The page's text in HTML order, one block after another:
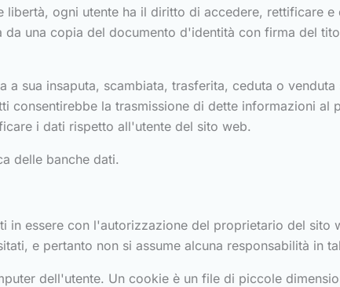
ogni utente ha il diritto di accedere, rettificare
una copia del documento d'identità con firma del
sua insaputa, scambiata, trasferita, ceduta o
la trasmissione di dette informazioni al
i dati rispetto all'utente del sito web.
delle banche dati.
essere con l'autorizzazione del proprietario del sito
e pertanto non si assume alcuna responsabilità in
dell'utente. Un cookie è un file di piccole